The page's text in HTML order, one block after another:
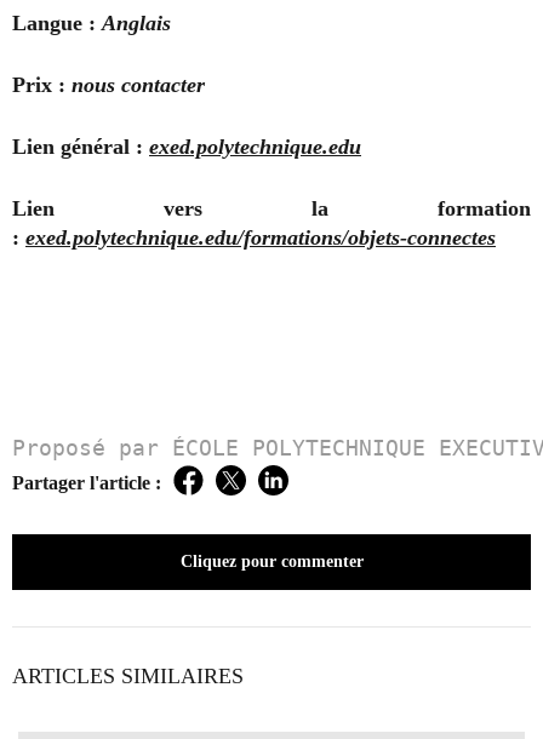
Langue :Anglais
Prix : nous contacter
Lien général : exed.polytechnique.edu
Lien vers la formation
: exed.polytechnique.edu/formations/objets-connectes
Proposé par ÉCOLE POLYTECHNIQUE
Partager l'article : Facebook
TwitterLinkedIn
Cliquez pour commenter
ARTICLES SIMILAIRES